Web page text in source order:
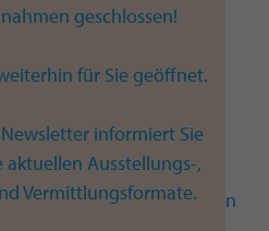
wir Stereotype und
von Männlichkeit
Und was ist
sondern kommen
Übungen über
& Gender in den
geschlossen!
für Sie geöffnet.
informiert Sie
Ausstellungs-,
Vermittlungsformate.